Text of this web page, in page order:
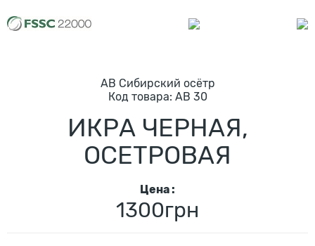
AB Сибирский осётр
Код товарa: AB 30
ИКРА ЧЕРНАЯ,
ОСЕТРОВАЯ
Цена :
1300грн